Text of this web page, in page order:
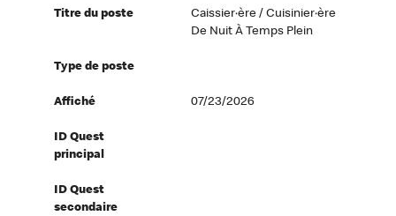
Titre du poste
Caissier·ère / Cuisinier·ère
De Nuit À Temps Plein
Type de poste
Affiché 07/23/2026
ID Quest
principal
ID Quest
secondaire